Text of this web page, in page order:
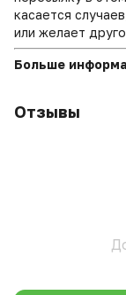
касается
или желает
Больше
Отзывы